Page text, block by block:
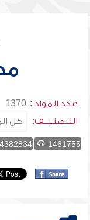
عدد المواد : 1370
التــصنـيــف:
1461755
4382834